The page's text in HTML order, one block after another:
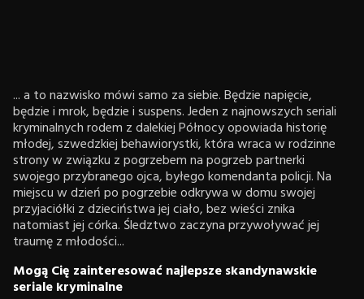
... a to nazwisko mówi samo za siebie. Będzie napięcie,
będzie i mrok, będzie i suspens. Jeden z najnowszych seriali
kryminalnych rodem z dalekiej Północy opowiada historię
młodej, szwedzkiej behawiorystki, która wraca w rodzinne
strony w związku z pogrzebem na pogrzeb partnerki
swojego przybranego ojca, byłego komendanta policji. Na
miejscu w dzień po pogrzebie odkrywa w domu swojej
przyjaciółki z dzieciństwa jej ciało, bez wieści znika
natomiast jej córka. Śledztwo zaczyna przywoływać jej
traumę z młodości...
Mogą Cię zainteresować najlepsze skandynawskie
seriale kryminalne